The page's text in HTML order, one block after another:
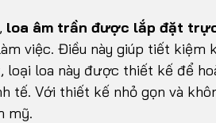
loa âm trần được lắp đặt
việc. Điều này giúp tiết kiệm
loại loa này được thiết kế để
tế. Với thiết kế nhỏ gọn và
mỹ.